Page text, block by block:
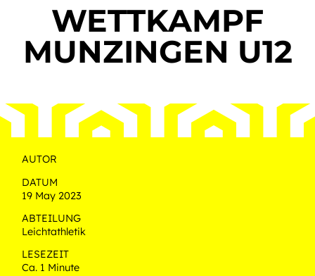
WETTKAMPF
MUNZINGEN U12
AUTOR
DATUM
19 May 2023
ABTEILUNG
Leichtathletik
LESEZEIT
Ca. 1 Minute